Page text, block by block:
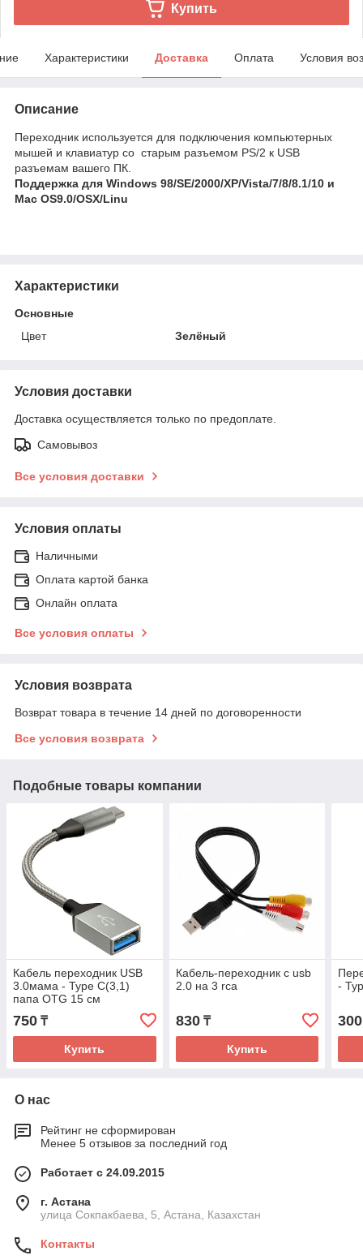
Купить
Характеристики Доставка Оплата Условия
Описание
Переходник используется для подключения компьютерных
мышей и клавиатур со старым разъемом PS/2 к USB
разъемам вашего ПК.
Поддержка для Windows 98/SE/2000/XP/Vista/7/8/8.1/10 и
Mac OS9.0/OSX/Linu
Характеристики
Основные
Цвет
Зелёный
Условия доставки
Доставка осуществляется только по предоплате.
Самовывоз
Все условия доставки
Условия оплаты
Наличными
Оплата картой банка
Онлайн оплата
Все условия оплаты
Условия возврата
Возврат товара в течение 14 дней по договоренности
Все условия возврата
Подобные товары компании
Кабель переходник USB
3.0мама - Type C(3,1)
папа OTG 15 см
750 ₸
Купить
Кабель-переходник с usb
2.0 на 3 rca
830₸
Купить
-
300
О нас
Рейтинг не сформирован
Менее 5 отзывов за последний год
Работает с 24.09.2015
г. Астана
улица Сокпакбаева, 5, Астана, Казахстан
Контакты